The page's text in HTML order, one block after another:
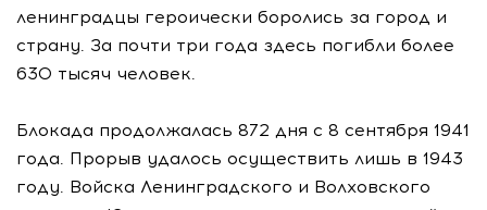
ленинградцы героически боролись за город и
страну. За почти три года здесь погибли более
630 тысяч человек.
Блокада продолжалась 872 дня с 8 сентября 1941
года. Прорыв удалось осуществить лишь в 1943
году. Войска Ленинградского и Волховского